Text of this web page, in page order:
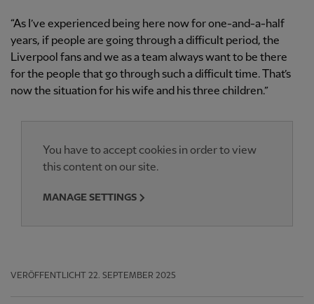
“As I’ve experienced being here now for one-and-a-half
years, if people are going through a difficult period, the
Liverpool fans and we as a team always want to be there
for the people that go through such a difficult time. That’s
now the situation for his wife and his three children.”
You have to accept cookies in order to view
this content on our site.
MANAGE SETTINGS
VERÖFFENTLICHT 22. SEPTEMBER 2025